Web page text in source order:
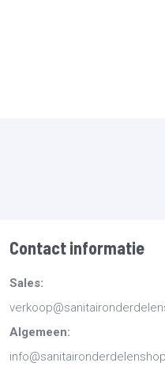
Contact informatie
Sales:
Algemeen: